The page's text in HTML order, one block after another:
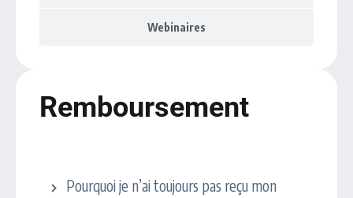
Webinaires
Remboursement
Pourquoi je n’ai toujours pas reçu mon